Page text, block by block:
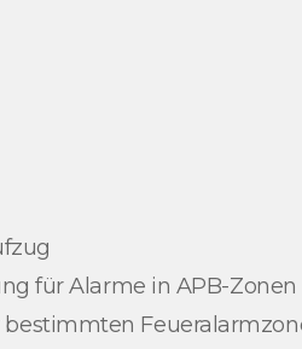
für Alarme in APB-Zonen